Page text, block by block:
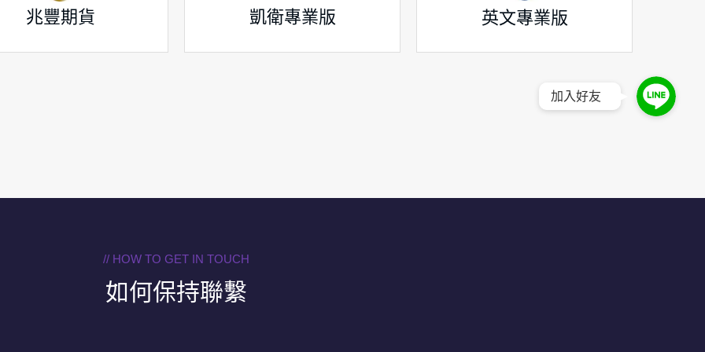
兆豐期貨 凱衛專業版 英文專業版
// HOW TO GET IN TOUCH
如何保持聯繫
加入好友